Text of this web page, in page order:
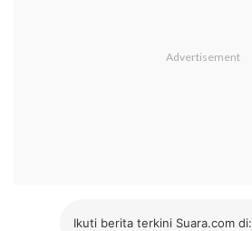
Ikuti berita terkini Suara.com di: